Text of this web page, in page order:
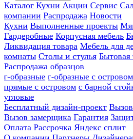
Каталог Кухни Акции Сервис
компании Распродажа Новости
Кухни Выполненные проекты
Гардеробные Корпусная мебель
Ликвидация товара Мебель для
комнаты Столы и стулья Бытовая
Распродажа образцов
г-образные г-образные с островом
прямые с островом с барной
угловые
Бесплатный дизайн-проект
Вызов замерщика Гарантия
Оплата Рассрочка Яндекс сплит